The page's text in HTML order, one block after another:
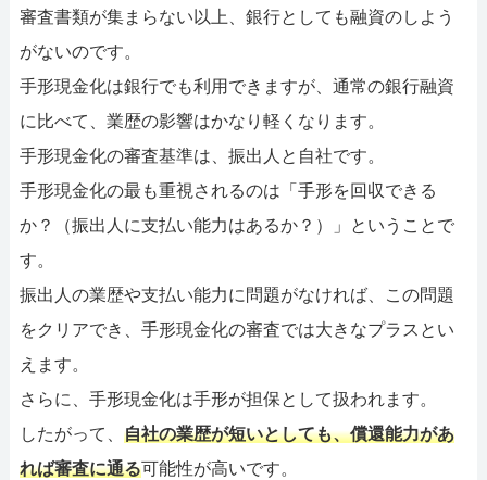
審査書類が集まらない以上、銀行としても融資のしよう
がないのです。
手形現金化は銀行でも利用できますが、通常の銀行融資
に比べて、業歴の影響はかなり軽くなります。
手形現金化の審査基準は、振出人と自社です。
手形現金化の最も重視されるのは「手形を回収できる
か？（振出人に支払い能力はあるか？）」ということで
す。
振出人の業歴や支払い能力に問題がなければ、この問題
をクリアでき、手形現金化の審査では大きなプラスとい
えます。
さらに、手形現金化は手形が担保として扱われます。
したがって、 自社の業歴が短いとしても、償還能力があ
れば審査に通る可能性が高いです。